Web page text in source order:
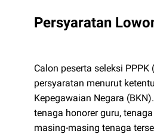
Persyaratan
Calon peserta seleksi
persyaratan menurut
Kepegawaian Negara
tenaga honorer guru,
masing-masing tenaga